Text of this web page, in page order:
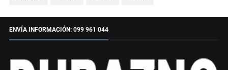
ENVÍA INFORMACIÓN: 099 961 044